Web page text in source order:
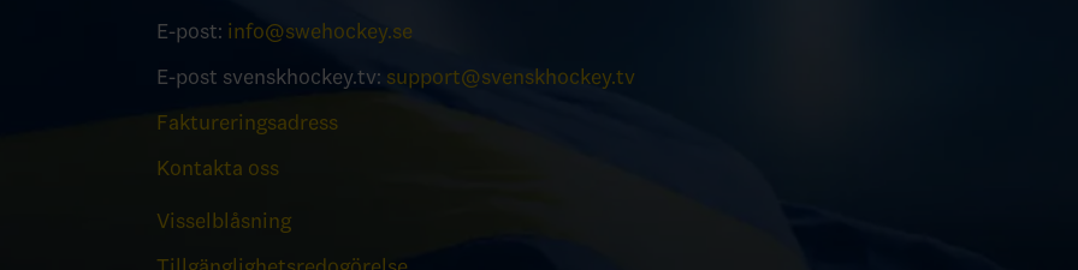
E-post: info@swehockey.se
E-post svenskhockey.tv: support@svenskhockey.tv
Faktureringsadress
Kontakta oss
Visselblåsning